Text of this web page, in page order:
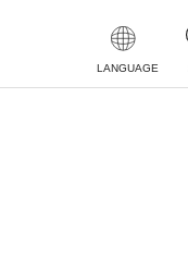
LANGUAGE